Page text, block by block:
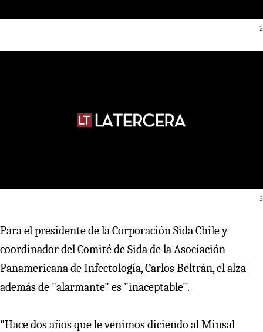
2
3
Para el presidente de la Corporación Sida Chile y
coordinador del Comité de Sida de la Asociación
Panamericana de Infectología, Carlos Beltrán, el alza
además de "alarmante" es "inaceptable".
"Hace dos años que le venimos diciendo al Minsal